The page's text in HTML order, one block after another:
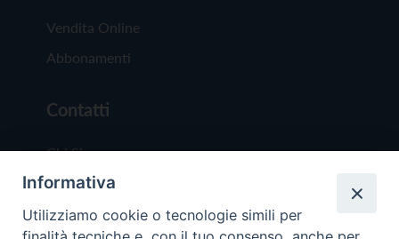
Vendita Online
Abbonamenti
Contatti
Chi Siamo
Redazione
Scrivici
Informativa
Utilizziamo cookie o tecnologie simili per